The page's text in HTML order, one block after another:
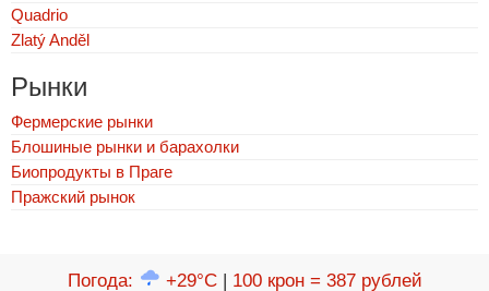
Quadrio
Zlatý Anděl
Рынки
Фермерские рынки
Блошиные рынки и барахолки
Биопродукты в Праге
Пражский рынок
Погода: +29°C| 100 крон = 387 рублей